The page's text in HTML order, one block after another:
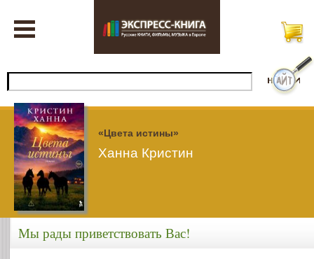
«Цвета истины»
Ханна Кристин
Мы рады приветствовать Вас!